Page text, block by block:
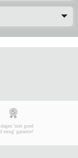
'niet goed
terug' garantie!